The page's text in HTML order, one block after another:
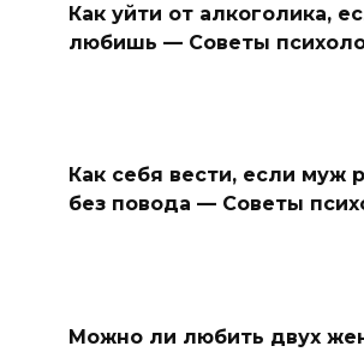
Как уйти от алкоголика,
любишь — Советы
Как себя вести, если муж
без повода — Советы
Можно ли любить двух